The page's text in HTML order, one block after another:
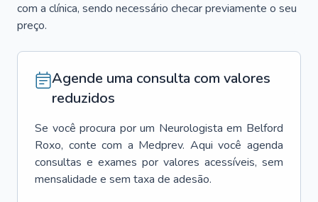
com a clínica, sendo necessário checar previamente o seu
preço.
Agende uma consulta com valores
reduzidos
Se você procura por um Neurologista em Belford
Roxo, conte com a Medprev. Aqui você agenda
consultas e exames por valores acessíveis, sem
mensalidade e sem taxa de adesão.